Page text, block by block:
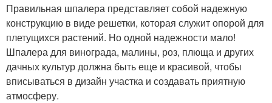
Правильная шпалера представляет собой надежную
конструкцию в виде решетки, которая служит опорой для
плетущихся растений. Но одной надежности мало!
Шпалера для винограда, малины, роз, плюща и других
дачных культур должна быть еще и красивой, чтобы
вписываться в дизайн участка и создавать приятную
атмосферу.